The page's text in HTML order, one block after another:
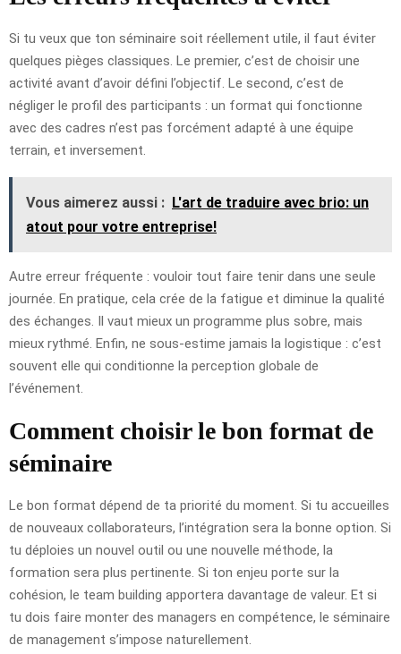
Si tu veux que ton séminaire soit réellement utile, il faut éviter
quelques pièges classiques. Le premier, c’est de choisir une
activité avant d’avoir défini l’objectif. Le second, c’est de
négliger le profil des participants : un format qui fonctionne
avec des cadres n’est pas forcément adapté à une équipe
terrain, et inversement.
Vous aimerez aussi : L'art de traduire avec brio: un
atout pour votre entreprise!
Autre erreur fréquente : vouloir tout faire tenir dans une seule
journée. En pratique, cela crée de la fatigue et diminue la qualité
des échanges. Il vaut mieux un programme plus sobre, mais
mieux rythmé. Enfin, ne sous-estime jamais la logistique : c’est
souvent elle qui conditionne la perception globale de
l’événement.
Comment choisir le bon format de
séminaire
Le bon format dépend de ta priorité du moment. Si tu accueilles
de nouveaux collaborateurs, l’intégration sera la bonne option. Si
tu déploies un nouvel outil ou une nouvelle méthode, la
formation sera plus pertinente. Si ton enjeu porte sur la
cohésion, le team building apportera davantage de valeur. Et si
tu dois faire monter des managers en compétence, le séminaire
de management s’impose naturellement.